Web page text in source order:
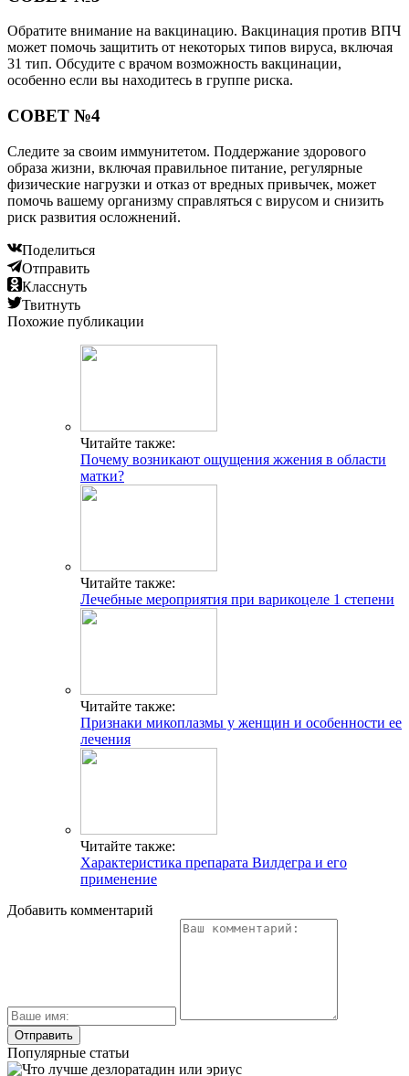
Обратите внимание на вакцинацию. Вакцинация против ВПЧ
может помочь защитить от некоторых типов вируса, включая
31 тип. Обсудите с врачом возможность вакцинации,
особенно если вы находитесь в группе риска.
СОВЕТ №4
Следите за своим иммунитетом. Поддержание здорового
образа жизни, включая правильное питание, регулярные
физические нагрузки и отказ от вредных привычек, может
помочь вашему организму справляться с вирусом и снизить
риск развития осложнений.
Поделиться
Отправить
Класснуть
Твитнуть
Похожие публикации
Читайте также:
Почему возникают ощущения жжения в области
матки?
Читайте также:
Лечебные мероприятия при варикоцеле 1 степени
Читайте также:
Признаки микоплазмы у женщин и особенности ее
лечения
Читайте также:
Характеристика препарата Вилдегра и его
применение
Добавить комментарий
Популярные статьи